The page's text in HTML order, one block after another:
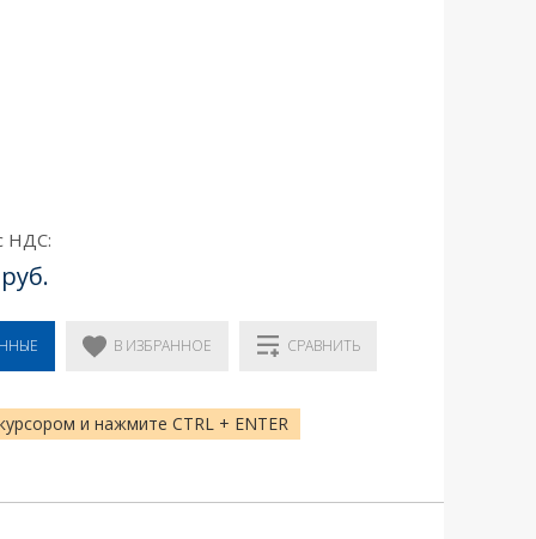
НДС:
В ИЗБРАННОЕ СРАВНИТЬ
и нажмите CTRL + ENTER